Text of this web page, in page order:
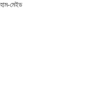
মেইড